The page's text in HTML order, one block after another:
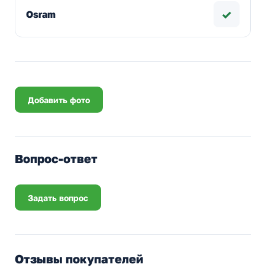
Osram ✓
Добавить фото
Вопрос-ответ
Задать вопрос
Отзывы покупателей